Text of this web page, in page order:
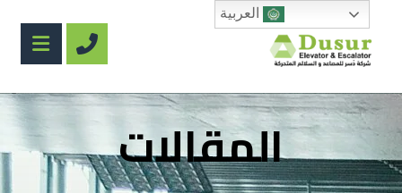
المقالات
العربية